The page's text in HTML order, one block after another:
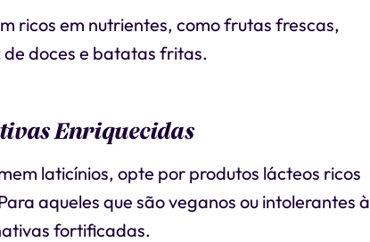
ricos em nutrientes, como frutas frescas,
de doces e batatas fritas.
Enriquecidas
laticínios, opte por produtos lácteos ricos
aqueles que são veganos ou intolerantes à
fortificadas.